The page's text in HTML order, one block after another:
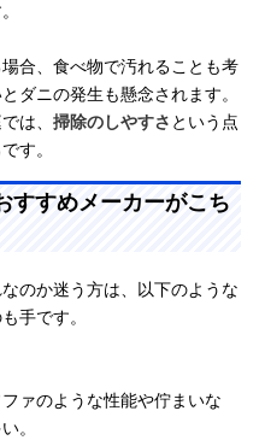
合、食べ物で汚れることも考
ダニの発生も懸念されます。
は、 掃除のしやすさ という点
す。
すすめメーカーがこち
のか迷う方は、以下のような
手です。
ァのような性能や佇まいな
。